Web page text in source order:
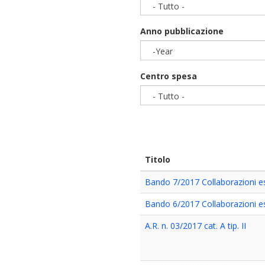
- Tutto -
Anno pubblicazione
-Year
Centro spesa
- Tutto -
Titolo
Bando 7/2017 Collaborazioni
Bando 6/2017 Collaborazioni
A.R. n. 03/2017 cat. A tip. II